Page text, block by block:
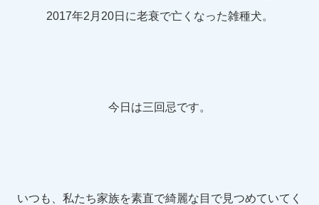
2017年2月20日に老衰で亡くなった雑種犬。
今日は三回忌です。
いつも、私たち家族を素直で綺麗な目で見つめていてく